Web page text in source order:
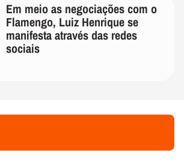
Em meio as negociações com o
Flamengo, Luiz Henrique se
manifesta através das redes
sociais